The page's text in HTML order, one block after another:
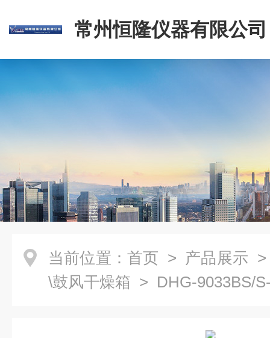
常州恒隆仪器有限公司
当前位置： 首页 > 产品展示
\鼓风干燥箱 > DHG-9033BS/